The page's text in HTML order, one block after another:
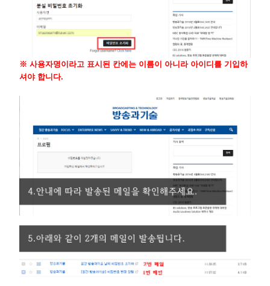
※ 사용자명이라고 표시된 칸에는 이름이 아니라 아이디를 기입하
셔야 합니다.